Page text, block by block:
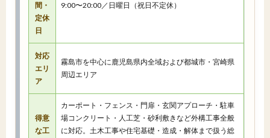
間・
定休
日
9:00〜20:00／日曜日（祝日不定休）
対応
エリ
ア
霧島市を中心に鹿児島県内全域および都城市・宮崎県
周辺エリア
得意
な工
カーポート・フェンス・門扉・玄関アプローチ・駐車
場コンクリート・人工芝・砂利敷きなど外構工事全般
に対応。土木工事や住宅基礎・造成・解体まで扱う総